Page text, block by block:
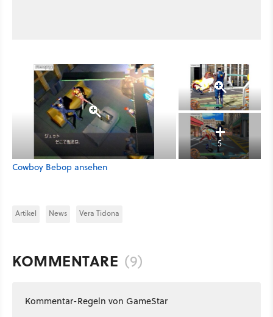
5
Cowboy Bebop ansehen
Artikel News Vera Tidona
KOMMENTARE (9)
Kommentar-Regeln von GameStar